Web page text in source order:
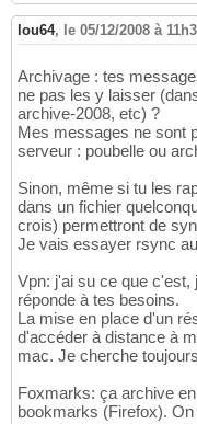
lou64, le 05/12/2008 à
Archivage : tes
ne pas les y laisser
archive-2008, etc) ?
Mes messages ne sont
serveur : poubelle ou
Sinon, même si tu les
dans un fichier
crois) permettront de
Je vais essayer rsync
Vpn: j'ai su ce que c'est,
réponde à tes besoins.
La mise en place d'un
d'accéder à distance à
mac. Je cherche
Foxmarks: ça archive
bookmarks (Firefox).